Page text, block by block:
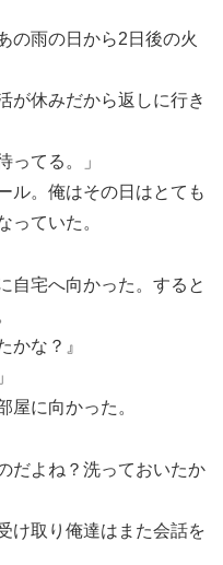
の雨の日から2日後の火
が休みだから返しに行き
ってる。」
ル。俺はその日はとても
っていた。
自宅へ向かった。すると
かな？』
屋に向かった。
だよね？洗っておいたか
け取り俺達はまた会話を